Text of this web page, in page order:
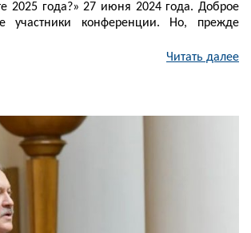
2025 года?» 27 июня 2024 года. Доброе
участники конференции. Но, прежде
Читать далее